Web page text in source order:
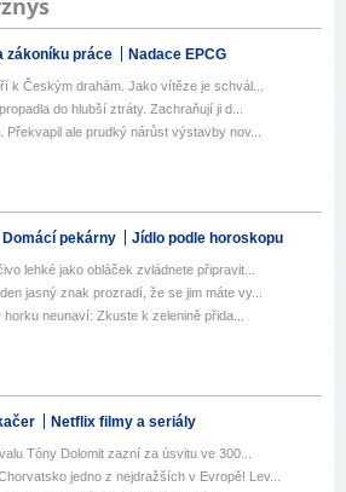
zákoníku práce Nadace EPCG
k Českým drahám. Jako vítěze je schvál...
do hlubší ztráty. Zachraňují ji d...
ale prudký nárůst výstavby nov...
Domácí pekárny Jídlo podle horoskopu
lehké jako obláček zvládnete připravit...
jasný znak prozradí, že se jim máte vy...
neunaví: Zkuste k zelenině přida...
Netflix filmy a seriály
Tóny Dolomit zazní za úsvitu ve 300...
jedno z nejdražších v Evropě! Lev...